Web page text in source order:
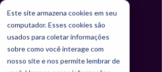
Este site armazena cookies em seu
computador. Esses cookies são
usados para coletar informações
sobre como você interage com
nosso site e nos permite lembrar de